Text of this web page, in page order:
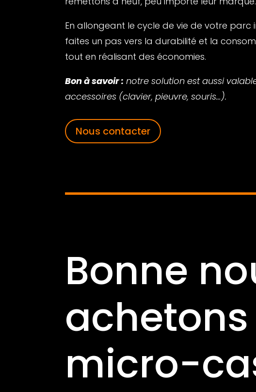
En allongeant le cycle de vie de votre parc
faites un pas vers la durabilité et la
tout en réalisant des économies.
Bon à savoir : notre solution est aussi
accessoires (clavier, pieuvre, souris…).
Nous contacter
Bonne
micro-